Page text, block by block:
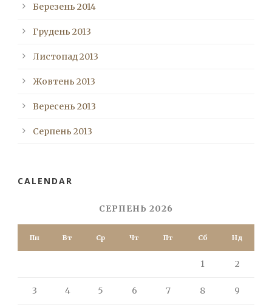
Березень 2014
Грудень 2013
Листопад 2013
Жовтень 2013
Вересень 2013
Серпень 2013
CALENDAR
СЕРПЕНЬ 2026
Пн Вт Ср Чт Пт Сб Нд
1 2
3 4 5 6 7 8 9